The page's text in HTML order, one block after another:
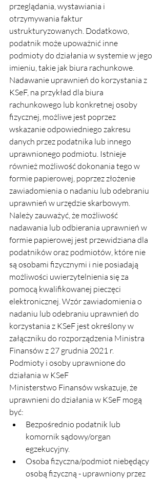
przeglądania, wystawiania i
otrzymywania faktur
ustrukturyzowanych. Dodatkowo,
podatnik może upoważnić inne
podmioty do działania w systemie w jego
imieniu, takie jak biura rachunkowe.
Nadawanie uprawnień do korzystania z
KSeF, na przykład dla biura
rachunkowego lub konkretnej osoby
fizycznej, możliwe jest poprzez
wskazanie odpowiedniego zakresu
danych przez podatnika lub innego
uprawnionego podmiotu. Istnieje
również możliwość dokonania tego w
formie papierowej, poprzez złożenie
zawiadomienia o nadaniu lub odebraniu
uprawnień w urzędzie skarbowym.
Należy zauważyć, że możliwość
nadawania lub odbierania uprawnień w
formie papierowej jest przewidziana dla
podatników oraz podmiotów, które nie
są osobami fizycznymi i nie posiadają
możliwości uwierzytelnienia się za
pomocą kwalifikowanej pieczęci
elektronicznej. Wzór zawiadomienia o
nadaniu lub odebraniu uprawnień do
korzystania z KSeF jest określony w
załączniku do rozporządzenia Ministra
Finansów z 27 grudnia 2021 r.
Podmioty i osoby uprawnione do
działania w KSeF
Ministerstwo Finansów wskazuje, że
uprawnieni do działania w KSeF mogą
być:
Bezpośrednio podatnik lub
komornik sądowy/organ
egzekucyjny.
Osoba fizyczna/podmiot niebędący
osobą fizyczną - uprawniony przez